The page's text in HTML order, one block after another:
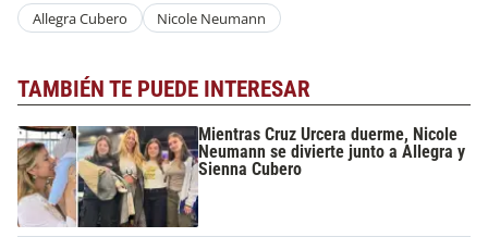
Allegra Cubero Nicole Neumann
TAMBIÉN TE PUEDE INTERESAR
Mientras Cruz Urcera duerme, Nicole
Neumann se divierte junto a Allegra y
Sienna Cubero